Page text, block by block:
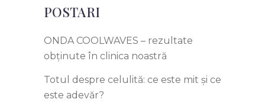
POSTARI
ONDA COOLWAVES – rezultate
obținute în clinica noastră
Totul despre celulită: ce este mit și ce
este adevăr?